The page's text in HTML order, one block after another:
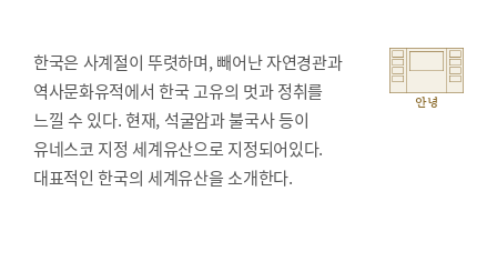
한국은 사계절이 뚜렷하며, 빼어난 자연경관과
역사문화유적에서 한국 고유의 멋과 정취를
느낄 수 있다. 현재, 석굴암과 불국사 등이
유네스코 지정 세계유산으로 지정되어있다.
대표적인 한국의 세계유산을 소개한다.
안녕